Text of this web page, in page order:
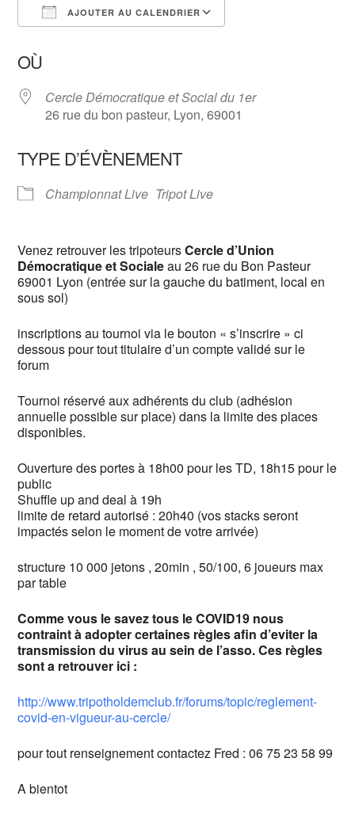
AJOUTER AU CALENDRIER
OÙ
Cercle Démocratique et Social du 1er
26 rue du bon pasteur, Lyon, 69001
TYPE D’ÉVÈNEMENT
Championnat Live Tripot Live
Venez retrouver les tripoteursCercle d’Union
Démocratique et Socialeau 26 rue du Bon Pasteur
69001 Lyon (entrée sur la gauche du batiment, local en
sous sol)
inscriptions au tournoi via le bouton « s’inscrire » ci
dessous pour tout titulaire d’un compte validé sur le
forum
Tournoi réservé aux adhérents du club (adhésion
annuelle possible sur place) dans la limite des places
disponibles.
Ouverture des portes à 18h00 pour les TD, 18h15 pour le
public
Shuffle up and deal à 19h
limite de retard autorisé : 20h40 (vos stacks seront
impactés selon le moment de votre arrivée)
structure 10 000 jetons , 20min , 50/100, 6 joueurs max
par table
Comme vous le savez tous le COVID19 nous
contraint à adopter certaines règles afin d’eviter la
transmission du virus au sein de l’asso. Ces règles
sont a retrouver ici :
http://www.tripotholdemclub.fr/forums/topic/reglement-
covid-en-vigueur-au-cercle/
pour tout renseignement contactez Fred : 06 75 23 58 99
A bientot